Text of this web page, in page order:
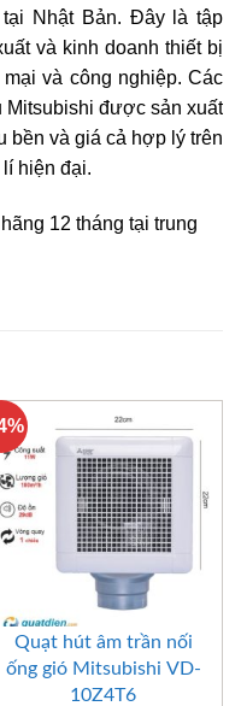
Nhật Bản. Đây là tập
và kinh doanh thiết bị
và công nghiệp. Các
Mitsubishi được sản xuất
bền và giá cả hợp lý trên
hiện đại.
12 tháng tại trung
Quạt hút âm trần nối
ống gió Mitsubishi VD-
10Z4T6